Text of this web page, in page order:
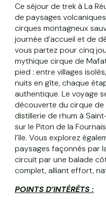
Ce séjour de trek à La
de paysages
cirques montagneux
journée d’accueil et de
vous partez pour cinq
mythique cirque de
pied : entre villages
nuits en gîte, chaque
authentique. Le voyage
découverte du cirque de
distillerie de rhum à
sur le Piton de la
l’île. Vous explorez
paysages façonnés par
circuit par une balade
complet, alliant effort,
POINTS D’INTÉRÊTS :